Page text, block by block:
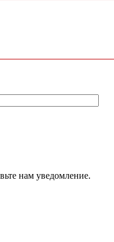
нам уведомление.